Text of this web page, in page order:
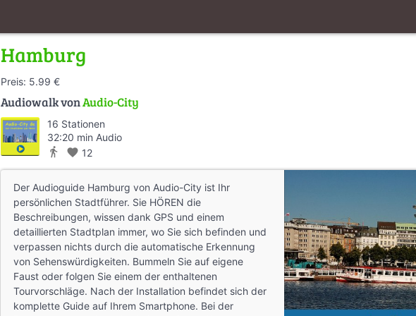
Hamburg
Preis: 5.99 €
Audiowalk vonAudio-City
16 Stationen
32:20 min Audio
directions_walk favorite 12
Der Audioguide Hamburg von Audio-City ist Ihr
persönlichen Stadtführer. Sie HÖREN die
Beschreibungen, wissen dank GPS und einem
detaillierten Stadtplan immer, wo Sie sich befinden und
verpassen nichts durch die automatische Erkennung
von Sehenswürdigkeiten. Bummeln Sie auf eigene
Faust oder folgen Sie einem der enthaltenen
Tourvorschläge. Nach der Installation befindet sich der
komplette Guide auf Ihrem Smartphone. Bei der